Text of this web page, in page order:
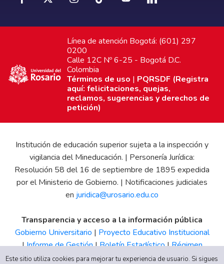
Línea de atención Bogotá: (601) 297
0200
Calle 12C Nº 6-25 - Bogotá D.C.
Colombia
Términos de uso | PQRSDF (Registra
aquí: felicitaciones, quejas,
reclamos, sugerencias y derechos de
petición)
Institución de educación superior sujeta a la inspección y
vigilancia del Mineducación. | Personería Jurídica:
Resolución 58 del 16 de septiembre de 1895 expedida
por el Ministerio de Gobierno. | Notificaciones judiciales
en juridica@urosario.edu.co
Transparencia y acceso a la información pública
Gobierno Universitario | Proyecto Educativo Institucional
|Informe de Gestión|Boletín Estadístico|Régimen
Tributario|Estados Financieros |Código de Ética| Canal
Este sitio utiliza cookies para mejorar tu experiencia de usuario. Si sigues